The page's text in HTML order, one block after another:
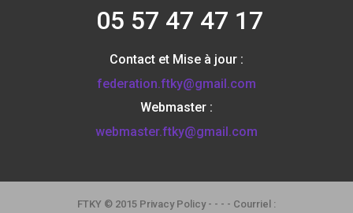
05 57 47 47 17
Contact et Mise à jour :
federation.ftky@gmail.com
Webmaster :
webmaster.ftky@gmail.com
FTKY © 2015 Privacy Policy - - - - Courriel :